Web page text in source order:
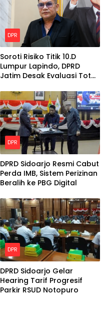
DPR
Soroti Risiko Titik 10.D
Lumpur Lapindo, DPRD
Jatim Desak Evaluasi Total
DPR
DPRD Sidoarjo Resmi Cabut
Perda IMB, Sistem Perizinan
Beralih ke PBG Digital
DPR
DPRD Sidoarjo Gelar
Hearing Tarif Progresif
Parkir RSUD Notopuro